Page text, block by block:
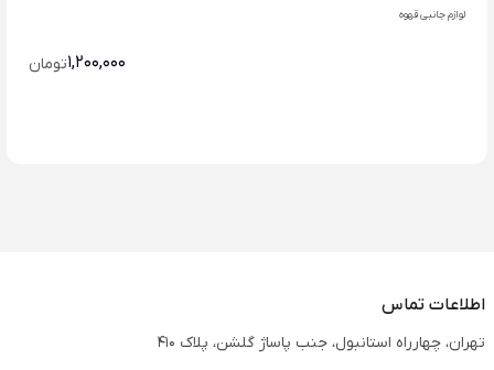
لوازم جانبی قهوه
1,200,000تومان
اطلاعات تماس
تهران، چهارراه استانبول، جنب پاساژ گلشن، پلاک 410